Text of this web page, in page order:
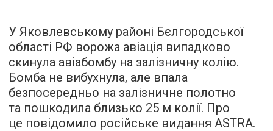
У Яковлевському районі Бєлгородської
області РФ ворожа авіація випадково
скинула авіабомбу на залізничну колію.
Бомба не вибухнула, але впала
безпосередньо на залізничне полотно
та пошкодила близько 25 м колії. Про
це повідомило російське видання ASTRA.